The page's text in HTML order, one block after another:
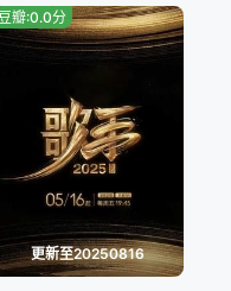
第10期
期特别加更)
熟人局
精编特辑
熟人局
更新至20250816
豆瓣:0.0分